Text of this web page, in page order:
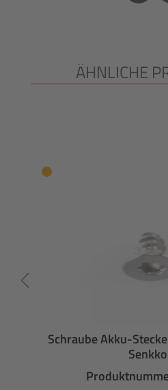
Produktgalerie überspringen
ÄHNLICHE
Schraube Akku-